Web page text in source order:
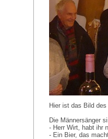
Hier ist das Bild
Die Männersänger
- Herr Wirt, habt ihr
- Ein Bier, das